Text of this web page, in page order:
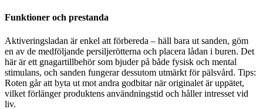
Funktioner och prestanda
Aktiveringsladan är enkel att förbereda – häll bara ut sanden, göm
en av de medföljande persiljerötterna och placera lådan i buren. Det
här är ett gnagartillbehör som bjuder på både fysisk och mental
stimulans, och sanden fungerar dessutom utmärkt för pälsvård. Tips:
Roten går att byta ut mot andra godbitar när originalet är uppätet,
vilket förlänger produktens användningstid och håller intresset vid
liv.